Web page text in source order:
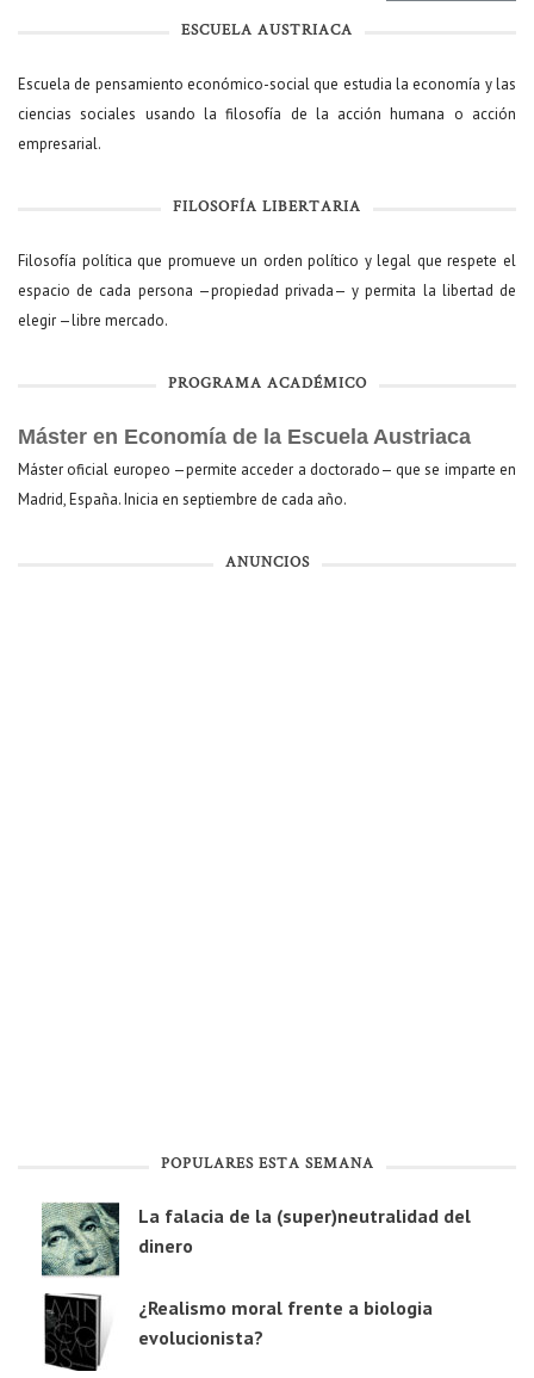
ESCUELA AUSTRIACA
Escuela de pensamiento económico-social que estudia la economía y las
ciencias sociales usando la filosofía de la acción humana o acción
empresarial.
FILOSOFÍA LIBERTARIA
Filosofía política que promueve un orden político y legal que respete el
espacio de cada persona —propiedad privada— y permita la libertad de
elegir —libre mercado.
PROGRAMA ACADÉMICO
Máster en Economía de la Escuela Austriaca
Máster oficial europeo —permite acceder a doctorado— que se imparte en
Madrid, España. Inicia en septiembre de cada año.
ANUNCIOS
POPULARES ESTA SEMANA
La falacia de la (super)neutralidad del
dinero
¿Realismo moral frente a biologia
evolucionista?